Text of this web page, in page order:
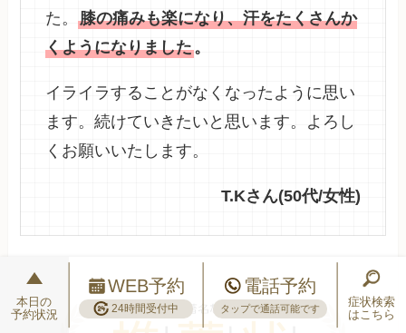
た。膝の痛みも楽になり、汗をたくさんか
くようになりました。
イライラすることがなくなったように思い
ます。続けていきたいと思います。よろし
くお願いいたします。
T.Kさん(50代/女性)
本日の
予約状況
WEB予約
24時間受付中
電話予約
タップで通話可能です
症状検索
はこちら